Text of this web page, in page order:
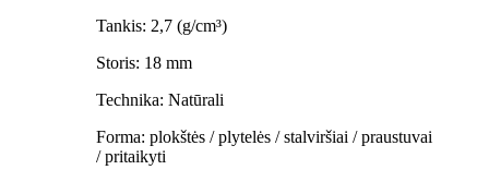
Tankis: 2,7 (g/cm³)
Storis: 18 mm
Technika: Natūrali
Forma: plokštės / plytelės / stalviršiai / praustuvai
/ pritaikyti